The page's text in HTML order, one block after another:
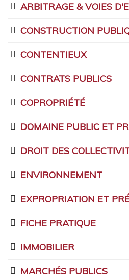
ARBITRAGE & VOIES
CONSTRUCTION
CONTENTIEUX
CONTRATS PUBLICS
COPROPRIÉTÉ
DOMAINE PUBLIC ET
DROIT DES
ENVIRONNEMENT
EXPROPRIATION ET
FICHE PRATIQUE
IMMOBILIER
MARCHÉS PUBLICS